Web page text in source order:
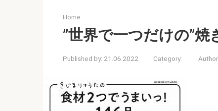
Home
”世界で一つだけの”焼
Published by: 21.06.2022 Category: